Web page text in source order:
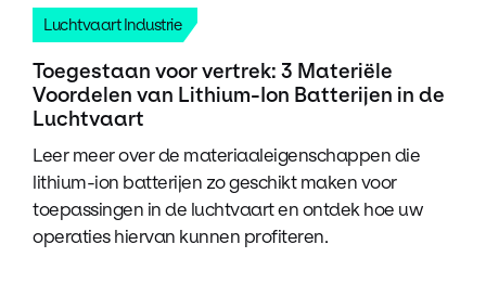
Luchtvaart Industrie
Toegestaan voor vertrek: 3 Materiële
Voordelen van Lithium-Ion Batterijen in de
Luchtvaart
Leer meer over de materiaaleigenschappen die
lithium-ion batterijen zo geschikt maken voor
toepassingen in de luchtvaart en ontdek hoe uw
operaties hiervan kunnen profiteren.